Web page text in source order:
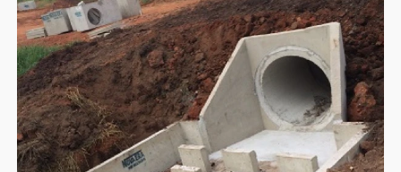
VENDA DE MUROS PRÉ-MOLDADO